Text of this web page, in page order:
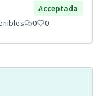
Acceptada
0 0